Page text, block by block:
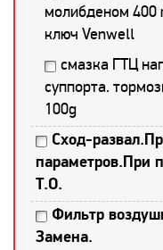
молибденом
ключ Venwell
смазка ГТЦ
суппорта.
100g
Сход-
параметров.При
Т.О.
Фильтр
Замена.